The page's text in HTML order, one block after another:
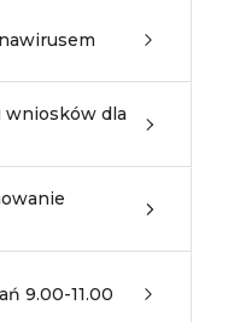
wniosków dla
9.00-11.00